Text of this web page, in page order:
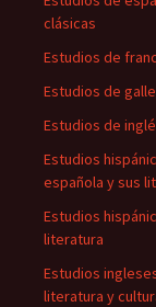
clásicas
Estudios de
Estudios de
Estudios de
Estudios
española y sus
Estudios
literatura
Estudios
literatura y